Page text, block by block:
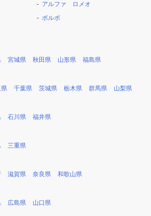
アルファ ロメオ
ボルボ
宮城県 秋田県 山形県 福島県
千葉県 茨城県 栃木県 群馬県 山梨県
石川県 福井県
三重県
滋賀県 奈良県 和歌山県
広島県 山口県